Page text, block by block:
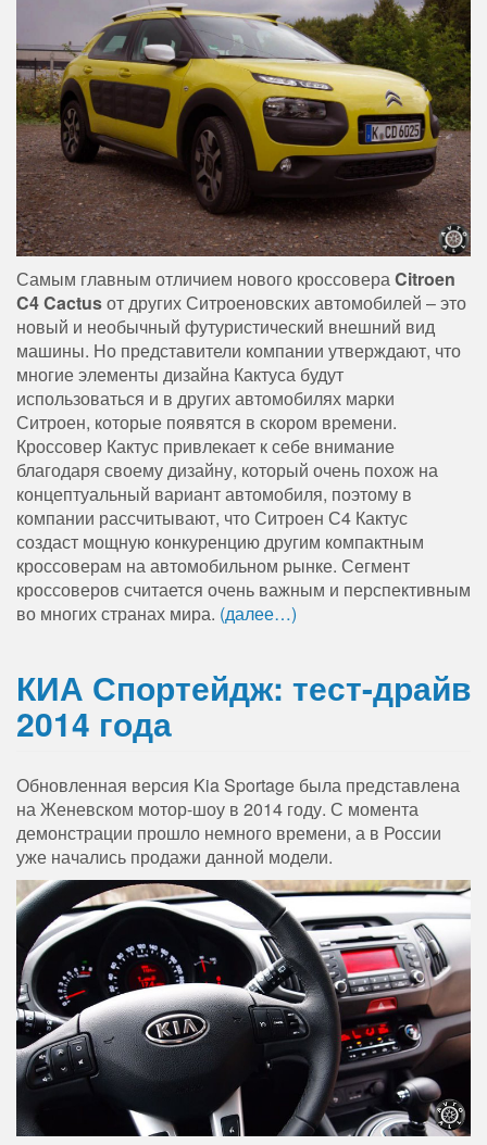
Самым главным отличием нового кроссовераCitroen
C4 Cactusот других Ситроеновских автомобилей – это
новый и необычный футуристический внешний вид
машины. Но представители компании утверждают, что
многие элементы дизайна Кактуса будут
использоваться и в других автомобилях марки
Ситроен, которые появятся в скором времени.
Кроссовер Кактус привлекает к себе внимание
благодаря своему дизайну, который очень похож на
концептуальный вариант автомобиля, поэтому в
компании рассчитывают, что Ситроен С4 Кактус
создаст мощную конкуренцию другим компактным
кроссоверам на автомобильном рынке. Сегмент
кроссоверов считается очень важным и перспективным
во многих странах мира. (далее…)
КИА Спортейдж: тест-драйв
2014 года
Обновленная версия Kia Sportage была представлена
на Женевском мотор-шоу в 2014 году. С момента
демонстрации прошло немного времени, а в России
уже начались продажи данной модели.